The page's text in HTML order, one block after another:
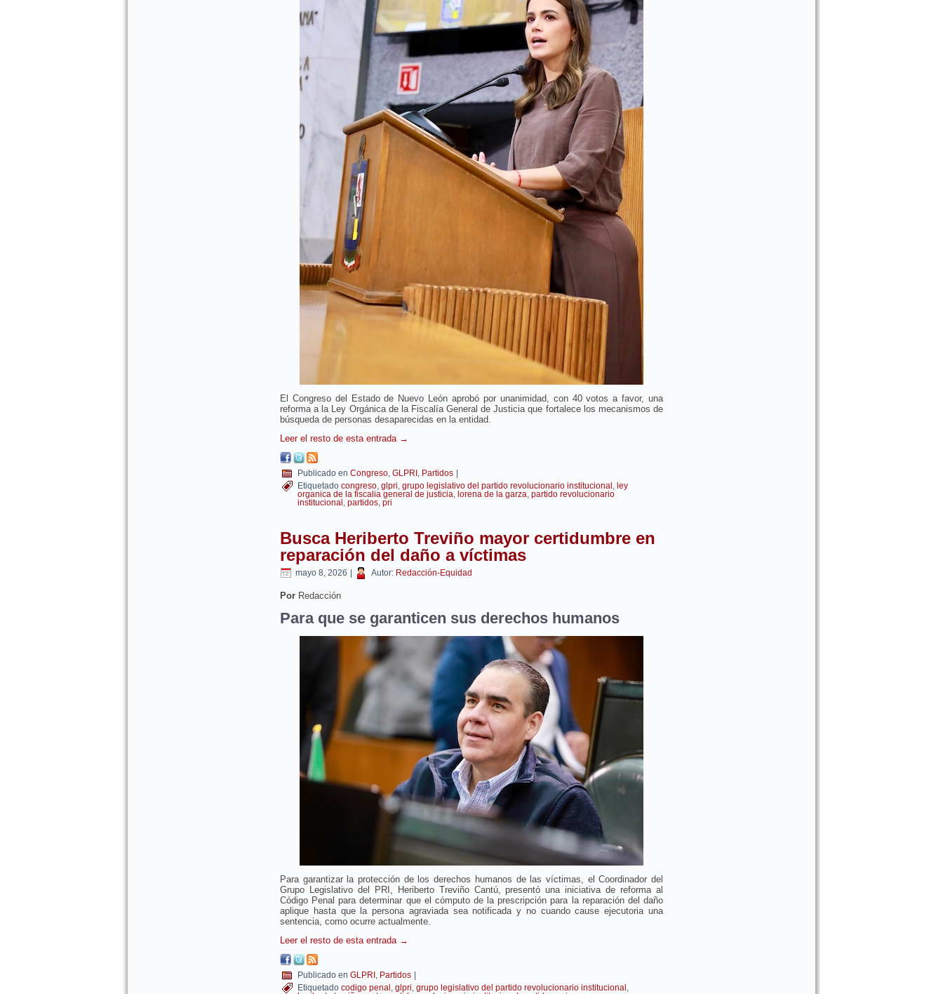
El Congreso del Estado de Nuevo León aprobó por unanimidad, con 40 votos a favor, una
reforma a la Ley Orgánica de la Fiscalía General de Justicia que fortalece los mecanismos de
búsqueda de personas desaparecidas en la entidad.
Leer el resto de esta entrada →
Publicado en Congreso, GLPRI , Partidos
Etiquetado congreso, glpri, grupo legislativo del partido revolucionario institucional , ley
organica de la fiscalia general de justicia, lorena de la garza, partido revolucionario
institucional , partidos, pri
Busca Heriberto Treviño mayor certidumbre en
reparación del daño a víctimas
mayo 8, 2026 Autor: Redacción-Equidad
Por Redacción
Para que se garanticen sus derechos humanos
Para garantizar la protección de los derechos humanos de las víctimas, el Coordinador del
Grupo Legislativo del PRI, Heriberto Treviño Cantú, presentó una iniciativa de reforma al
Código Penal para determinar que el cómputo de la prescripción para la reparación del daño
aplique hasta que la persona agraviada sea notificada y no cuando cause ejecutoria una
sentencia, como ocurre actualmente.
Leer el resto de esta entrada →
Publicado en GLPRI , Partidos
Etiquetado codigo penal , glpri, grupo legislativo del partido revolucionario institucional ,